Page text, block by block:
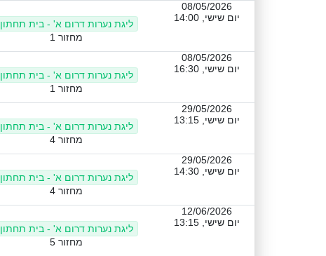
08/05/2026
יום שישי, 14:00
ליגת נערות דרום א' - בית תחתון
מחזור 1
08/05/2026
יום שישי, 16:30
ליגת נערות דרום א' - בית תחתון
מחזור 1
29/05/2026
יום שישי, 13:15
ליגת נערות דרום א' - בית תחתון
מחזור 4
29/05/2026
יום שישי, 14:30
ליגת נערות דרום א' - בית תחתון
מחזור 4
12/06/2026
יום שישי, 13:15
ליגת נערות דרום א' - בית תחתון
מחזור 5